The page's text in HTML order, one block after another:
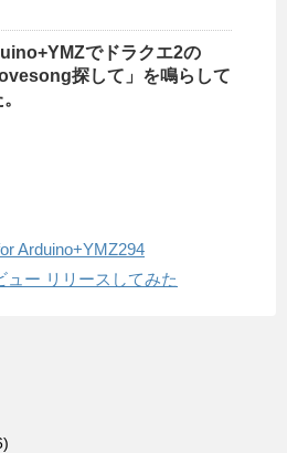
でドラクエ2の
探して」を鳴らして
Arduino+YMZ294
ュー リリースしてみた